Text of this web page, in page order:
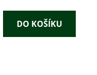
DO KOŠÍKU